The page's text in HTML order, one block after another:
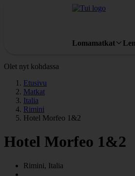
Lomamatkat
Olet nyt kohdassa
Etusivu
Matkat
Italia
Rimini
Hotel Morfeo 1&2
Hotel Morfeo 1&2
Rimini, Italia